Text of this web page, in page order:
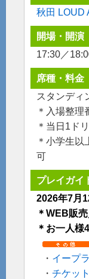
秋田 LOUD
開場・開演
17:30／
席種・料金
スタンディ
＊入場整理
＊当日1ド
＊小学生以
可
プレイガイ
2026年7月
＊WEB販
＊お一人様
・ イープ
・ チケッ